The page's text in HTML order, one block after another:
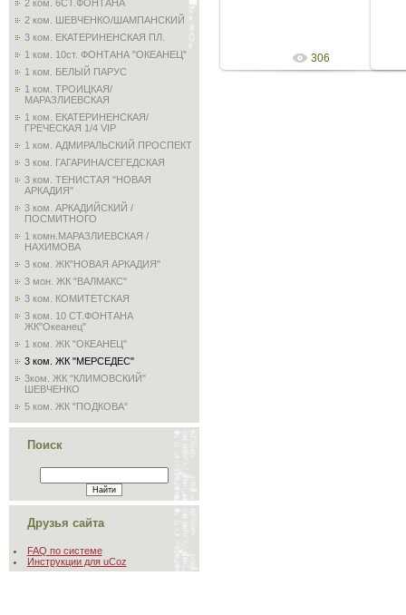
2 ком. 6СТ.ФОНТАНА
2 ком. ШЕВЧЕНКО/ШАМПАНСКИЙ
3 ком. ЕКАТЕРИНЕНСКАЯ ПЛ.
1 ком. 10ст. ФОНТАНА "ОКЕАНЕЦ"
1 ком. БЕЛЫЙ ПАРУС
1 ком. ТРОИЦКАЯ/
МАРАЗЛИЕВСКАЯ
1 ком. ЕКАТЕРИНЕНСКАЯ/
ГРЕЧЕСКАЯ 1/4 VIP
1 ком. АДМИРАЛЬСКИЙ ПРОСПЕКТ
3 ком. ГАГАРИНА/СЕГЕДСКАЯ
3 ком. ТЕНИСТАЯ "НОВАЯ
АРКАДИЯ"
3 ком. АРКАДИЙСКИЙ /
ПОСМИТНОГО
1 комн.МАРАЗЛИЕВСКАЯ /
НАХИМОВА
3 ком. ЖК"НОВАЯ АРКАДИЯ"
3 мон. ЖК "ВАЛМАКС"
3 ком. КОМИТЕТСКАЯ
3 ком. 10 СТ.ФОНТАНА
ЖК"Океанец"
1 ком. ЖК "ОКЕАНЕЦ"
3 ком. ЖК "МЕРСЕДЕС"
3ком. ЖК "КЛИМОВСКИЙ"
ШЕВЧЕНКО
5 ком. ЖК "ПОДКОВА"
Поиск
Друзья сайта
FAQ по системе
Инструкции для uCoz
306